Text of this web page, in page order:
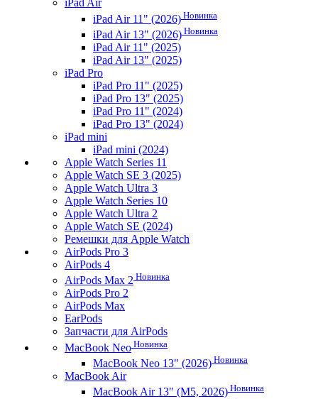
iPad Air
iPad Air 11" (2026) Новинка
iPad Air 13" (2026) Новинка
iPad Air 11" (2025)
iPad Air 13" (2025)
iPad Pro
iPad Pro 11" (2025)
iPad Pro 13" (2025)
iPad Pro 11" (2024)
iPad Pro 13" (2024)
iPad mini
iPad mini (2024)
Apple Watch Series 11
Apple Watch SE 3 (2025)
Apple Watch Ultra 3
Apple Watch Series 10
Apple Watch Ultra 2
Apple Watch SE (2024)
Ремешки для Apple Watch
AirPods Pro 3
AirPods 4
AirPods Max 2 Новинка
AirPods Pro 2
AirPods Max
EarPods
Запчасти для AirPods
MacBook Neo Новинка
MacBook Neo 13" (2026) Новинка
MacBook Air
MacBook Air 13" (M5, 2026) Новинка